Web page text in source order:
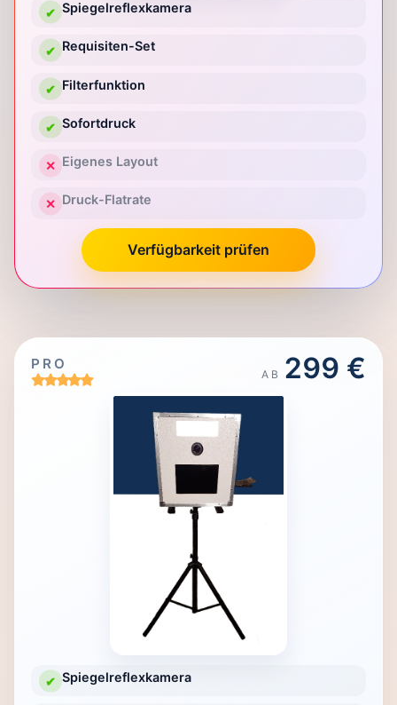
✔ Spiegelreflexkamera
✔ Requisiten-Set
✔ Filterfunktion
✔ Sofortdruck
✕ Eigenes Layout
✕ Druck-Flatrate
Verfügbarkeit prüfen
PRO
AB 299 €
✔ Spiegelreflexkamera